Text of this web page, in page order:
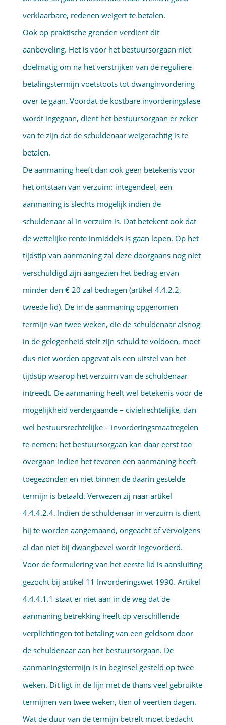
verklaarbare, redenen weigert te betalen.
Ook op praktische gronden verdient dit
aanbeveling. Het is voor het bestuursorgaan niet
doelmatig om na het verstrijken van de reguliere
betalingstermijn voetstoots tot dwanginvordering
over te gaan. Voordat de kostbare invorderingsfase
wordt ingegaan, dient het bestuursorgaan er zeker
van te zijn dat de schuldenaar weigerachtig is te
betalen.
De aanmaning heeft dan ook geen betekenis voor
het ontstaan van verzuim: integendeel, een
aanmaning is slechts mogelijk indien de
schuldenaar al in verzuim is. Dat betekent ook dat
de wettelijke rente inmiddels is gaan lopen. Op het
tijdstip van aanmaning zal deze doorgaans nog niet
verschuldigd zijn aangezien het bedrag ervan
minder dan € 20 zal bedragen (artikel 4.4.2.2,
tweede lid). De in de aanmaning opgenomen
termijn van twee weken, die de schuldenaar alsnog
in de gelegenheid stelt zijn schuld te voldoen, moet
dus niet worden opgevat als een uitstel van het
tijdstip waarop het verzuim van de schuldenaar
intreedt. De aanmaning heeft wel betekenis voor de
mogelijkheid verdergaande – civielrechtelijke, dan
wel bestuursrechtelijke – invorderingsmaatregelen
te nemen: het bestuursorgaan kan daar eerst toe
overgaan indien het tevoren een aanmaning heeft
toegezonden en niet binnen de daarin gestelde
termijn is betaald. Verwezen zij naar artikel
4.4.4.2.4. Indien de schuldenaar in verzuim is dient
hij te worden aangemaand, ongeacht of vervolgens
al dan niet bij dwangbevel wordt ingevorderd.
Voor de formulering van het eerste lid is aansluiting
gezocht bij artikel 11 Invorderingswet 1990. Artikel
4.4.4.1.1 staat er niet aan in de weg dat de
aanmaning betrekking heeft op verschillende
verplichtingen tot betaling van een geldsom door
de schuldenaar aan het bestuursorgaan. De
aanmaningstermijn is in beginsel gesteld op twee
weken. Dit ligt in de lijn met de thans veel gebruikte
termijnen van twee weken, tien of veertien dagen.
Wat de duur van de termijn betreft moet bedacht